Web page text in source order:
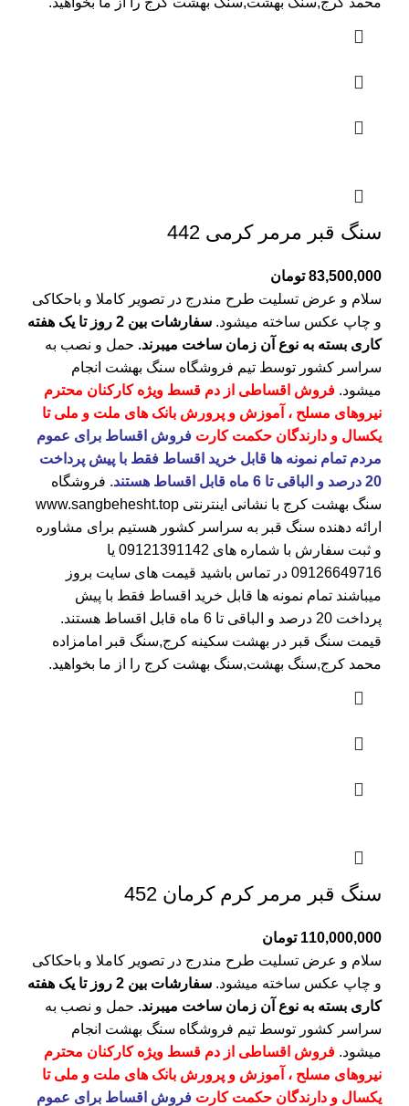
سنگ قبر مرمر کرمی 442
83,500,000 تومان
سلام و عرض تسلیت طرح مندرج در تصویر کاملا و باحکاکی
و چاپ عکس ساخته میشود.
سفارشات بین 2 روز تا یک هفته
کاری بسته به نوع آن زمان ساخت میبرند. حمل و نصب به
سراسر کشور توسط تیم فروشگاه سنگ بهشت انجام
میشود. فروش اقساطی از دم قسط ویژه کارکنان محترم
نیروهای مسلح ، آموزش و پرورش بانک های ملت و ملی تا
یکسال و دارندگان حکمت کارت فروش اقساط برای عموم
مردم تمام نمونه ها قابل خرید اقساط فقط با پیش پرداخت
20 درصد و الباقی تا 6 ماه قابل اقساط هستند.
فروشگاه
سنگ بهشت کرج با نشانی اینترنتی www.sangbehesht.top
ارائه دهنده سنگ قبر به سراسر کشور هستیم برای مشاوره
و ثبت سفارش با شماره های 09121391142 یا
09126649716 در تماس باشید قیمت های سایت بروز
میباشند تمام نمونه ها قابل خرید اقساط فقط با پیش
پرداخت 20 درصد و الباقی تا 6 ماه قابل اقساط هستند.
قیمت سنگ قبر در بهشت سکینه کرج,سنگ قبر امامزاده
محمد کرج,سنگ بهشت,سنگ بهشت کرج را از ما بخواهید.
سنگ قبر مرمر کرم کرمان 452
110,000,000 تومان
سلام و عرض تسلیت طرح مندرج در تصویر کاملا و باحکاکی
و چاپ عکس ساخته میشود.
سفارشات بین 2 روز تا یک هفته
کاری بسته به نوع آن زمان ساخت میبرند. حمل و نصب به
سراسر کشور توسط تیم فروشگاه سنگ بهشت انجام
میشود. فروش اقساطی از دم قسط ویژه کارکنان محترم
نیروهای مسلح ، آموزش و پرورش بانک های ملت و ملی تا
یکسال و دارندگان حکمت کارت فروش اقساط برای عموم